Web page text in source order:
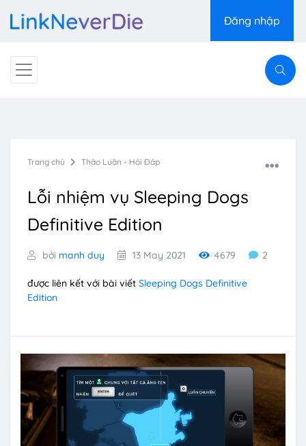
Đăng nhập
Trang chủ Thảo Luận - Hỏi Đáp
Lỗi nhiệm vụ Sleeping Dogs
Definitive Edition
bởi manh duy 13 May 2021 4679 2
được liên kết với bài viết Sleeping Dogs Definitive
Edition